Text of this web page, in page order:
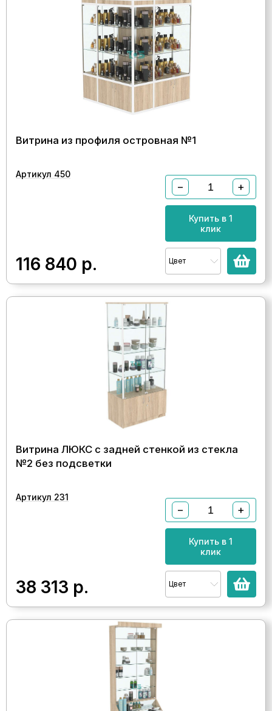
Витрина из профиля островная №1
Артикул 450
116 840 р.
− +
Купить в 1
клик
Цвет
Витрина ЛЮКС с задней стенкой из стекла
№2 без подсветки
Артикул 231
38 313 р.
− +
Купить в 1
клик
Цвет